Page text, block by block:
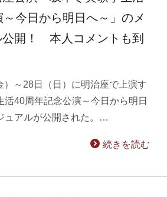
今日から明日へ～」のメ
公開！ 本人コメントも到
）～28日（日）に明治座で上演す
活40周年記念公演～今日から明日
ュアルが公開された。…
続きを読む